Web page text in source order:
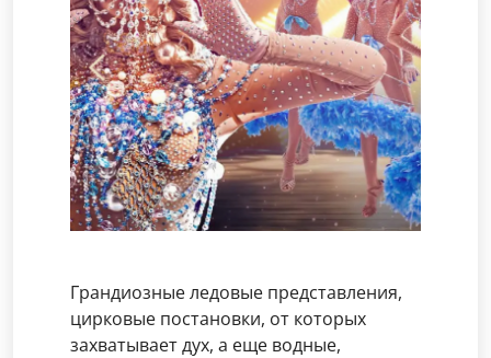
Грандиозные ледовые представления,
цирковые постановки, от которых
захватывает дух, а еще водные,